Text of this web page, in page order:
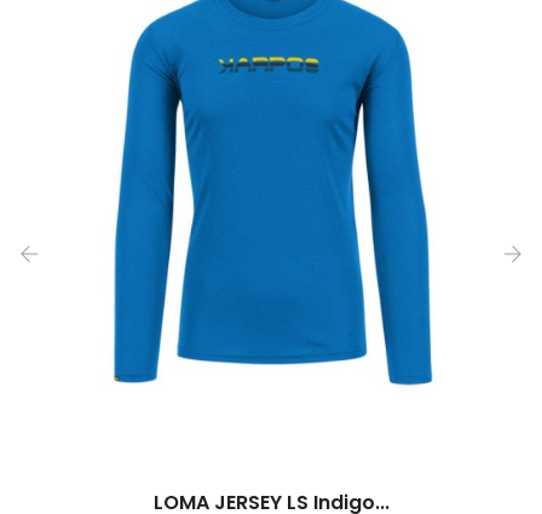
LOMA JERSEY LS Indigo...